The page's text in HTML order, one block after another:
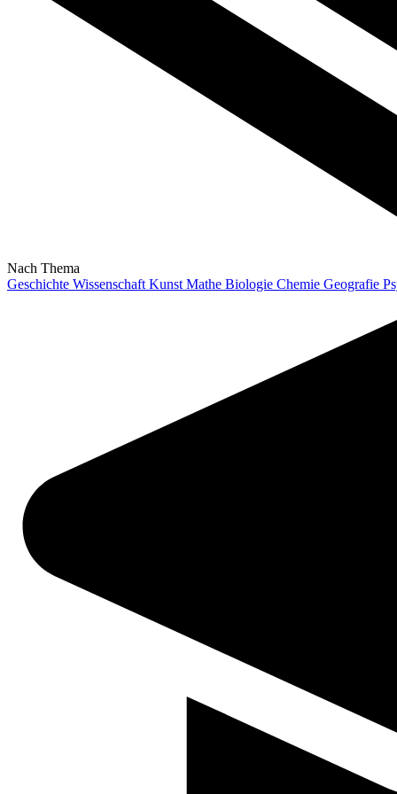
Nach Thema
Geschichte Wissenschaft Kunst Mathe Biologie Chemie Geografie